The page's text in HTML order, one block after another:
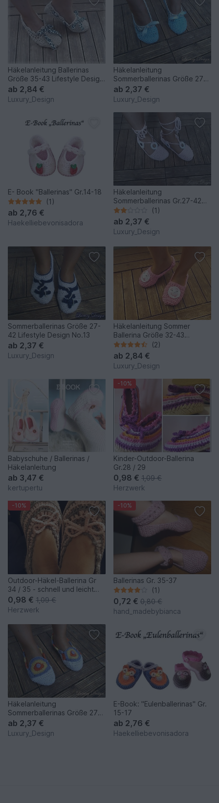
Häkelanleitung Ballerinas
Größe 35-43 Lifestyle Design
No.8
ab 2,84 €
Luxury_Design
Häkelanleitung
Sommerballerinas Größe 27-
42 Lifestyle Design No.11
ab 2,37 €
Luxury_Design
E- Book "Ballerinas" Gr.14-18
(1)
ab 2,76 €
Haekelliebevonisadora
Häkelanleitung
Sommerballerinas Gr.27-42
Lifestyle Design No.10
(1)
ab 2,37 €
Luxury_Design
Sommerballerinas Größe 27-
42 Lifestyle Design No.13
ab 2,37 €
Luxury_Design
Häkelanleitung Sommer
Ballerina Größe 32-43
Lifestyle Design No.9
(2)
ab 2,84 €
Luxury_Design
Babyschuhe / Ballerinas /
Häkelanleitung
ab 3,47 €
kertupertu
-10%
Kinder-Outdoor-Ballerina
Gr.28 / 29
0,98 € 1,09 €
Herzwerk
-10%
Outdoor-Häkel-Ballerina Gr
34 / 35 - schnell und leicht
gemacht
0,98 € 1,09 €
Herzwerk
-10%
Ballerinas Gr. 35-37
(1)
0,72 € 0,80 €
hand_madebybianca
Häkelanleitung
Sommerballerinas Größe 27-
42 Lifestyle Design No.12
ab 2,37 €
Luxury_Design
E-Book: "Eulenballerinas" Gr.
15-17
ab 2,76 €
Haekelliebevonisadora